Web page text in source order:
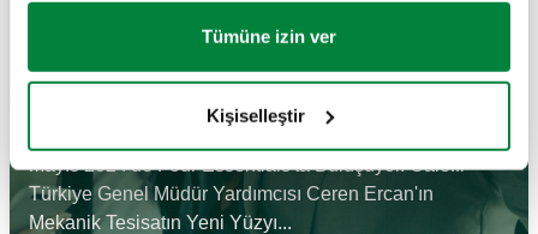
Tümüne izin ver
Kişiselleştir
Four Essentials Engineering Meeting
Mayıs 2024'de Four Essentials'ta Buluşuyor. Caleffi
Türkiye Genel Müdür Yardımcısı Ceren Ercan'ın
Mekanik Tesisatın Yeni Yüzyı...